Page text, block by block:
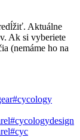
Aktuálne
Ak si vyberiete
(nemáme ho na